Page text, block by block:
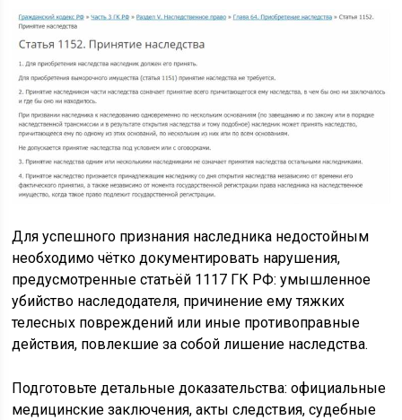
Для успешного признания наследника недостойным
необходимо чётко документировать нарушения,
предусмотренные статьёй 1117 ГК РФ: умышленное
убийство наследодателя, причинение ему тяжких
телесных повреждений или иные противоправные
действия, повлекшие за собой лишение наследства.
Подготовьте детальные доказательства: официальные
медицинские заключения, акты следствия, судебные